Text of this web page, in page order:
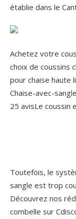
établie dans le
Achetez votre
choix de coussins
pour chaise haute
Chaise-avec-
‎25 avisLe coussin
Toutefois, le
sangle est trop
Découvrez nos
combelle sur